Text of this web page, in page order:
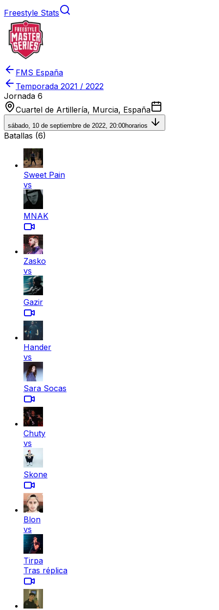
Freestyle Stats
FMS España
Temporada 2021 / 2022
Jornada 6
Cuartel de Artillería, Murcia, España
sábado, 10 de septiembre de 2022, 20:00horarios
Batallas (6)
Sweet Pain
vs
MNAK
Zasko
vs
Gazir
Hander
vs
Sara Socas
Chuty
vs
Skone
Blon
vs
Tirpa
Tras réplica